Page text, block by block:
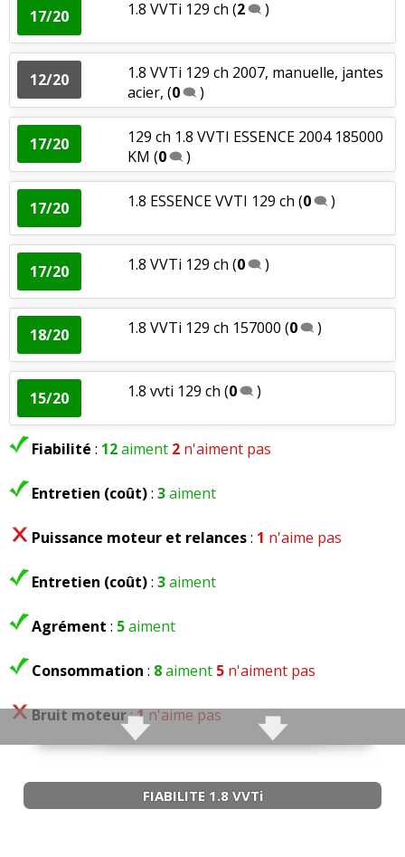
17/20 1.8 VVTi 129 ch (2 )
12/20
1.8 VVTi 129 ch 2007, manuelle, jantes
acier, (0 )
17/20
129 ch 1.8 VVTI ESSENCE 2004 185000
KM (0 )
17/20 1.8 ESSENCE VVTI 129 ch (0 )
17/20 1.8 VVTi 129 ch (0 )
18/20 1.8 VVTi 129 ch 157000 (0 )
15/20 1.8 vvti 129 ch (0 )
Fiabilité : 12aiment 2 n'aiment pas
Entretien (coût): 3aiment
Puissance moteur et relances: 1 n'aime pas
Entretien (coût): 3aiment
Agrément : 5aiment
Consommation : 8aiment 5 n'aiment pas
Bruit moteur:1n'aime pas
FIABILITE 1.8 VVTi